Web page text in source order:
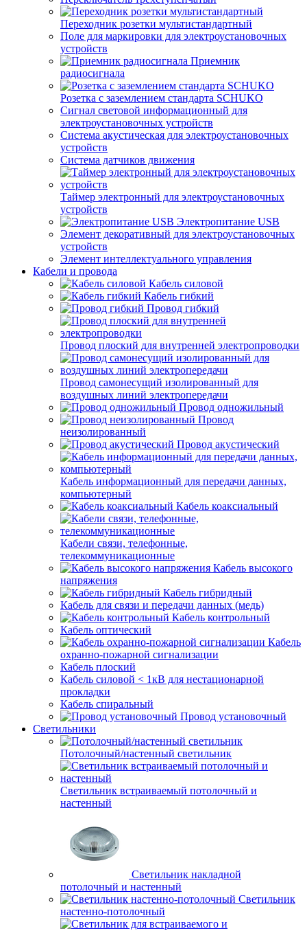
Переходник розетки мультистандартный
Поле для маркировки для электроустановочных
устройств
Приемник
радиосигнала
Розетка с заземлением стандарта SCHUKO
Сигнал световой информационный для
электроустановочных устройств
Система акустическая для электроустановочных
устройств
Система датчиков движения
Таймер электронный для электроустановочных
устройств
Электропитание USB
Элемент декоративный для электроустановочных
устройств
Элемент интеллектуального управления
Кабели и провода
Кабель силовой
Кабель гибкий
Провод гибкий
Провод плоский для внутренней электропроводки
Провод самонесущий изолированный для
воздушных линий электропередачи
Провод одножильный
Провод
неизолированный
Провод акустический
Кабель информационный для передачи данных,
компьютерный
Кабель коаксиальный
Кабели связи, телефонные,
телекоммуникационные
Кабель высокого
напряжения
Кабель гибридный
Кабель для связи и передачи данных (медь)
Кабель контрольный
Кабель оптический
Кабель
охранно-пожарной сигнализации
Кабель плоский
Кабель силовой < 1кВ для нестационарной
прокладки
Кабель спиральный
Провод установочный
Светильники
Потолочный/настенный светильник
Светильник встраиваемый потолочный и
настенный
Светильник накладной
потолочный и настенный
Светильник
настенно-потолочный